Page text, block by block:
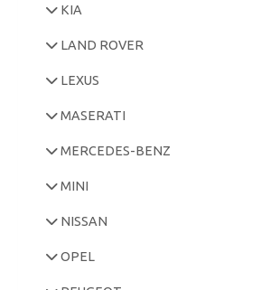
KIA
LAND ROVER
LEXUS
MASERATI
MERCEDES-BENZ
MINI
NISSAN
OPEL